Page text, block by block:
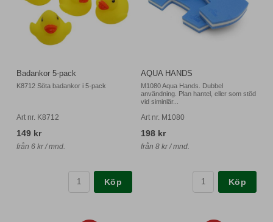
Badankor 5-pack
K8712 Söta badankor i 5-pack
Art nr. K8712
149 kr
från 6 kr / mnd.
Köp
AQUA HANDS
M1080 Aqua Hands. Dubbel
användning. Plan hantel, eller som stöd
vid siminlär...
Art nr. M1080
198 kr
från 8 kr / mnd.
Köp